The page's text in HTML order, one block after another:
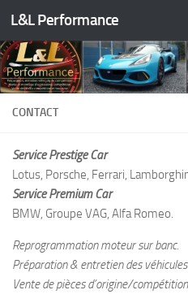
Skip to content
L&L Performance
CONTACT
Service Prestige Car
Lotus, Porsche, Ferrari,
Service Premium Car
BMW, Groupe VAG, Alfa Romeo.
Reprogrammation moteur sur banc.
Préparation & entretien des
Vente de pièces d’origine/